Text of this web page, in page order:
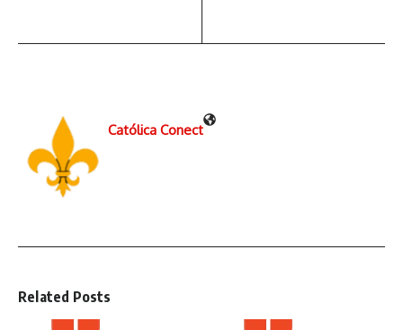
Católica Conect
Related Posts